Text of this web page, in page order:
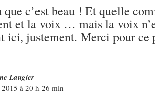
c’est beau ! Et quelle
et la voix … mais la voix
ici, justement. Merci pour ce
Laugier
à 20 h 26 min